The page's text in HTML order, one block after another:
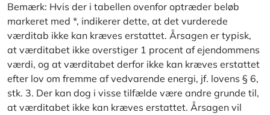
Bemærk: Hvis der i tabellen ovenfor optræder beløb
markeret med *, indikerer dette, at det vurderede
værditab ikke kan kræves erstattet. Årsagen er typisk,
at værditabet ikke overstiger 1 procent af ejendommens
værdi, og at værditabet derfor ikke kan kræves erstattet
efter lov om fremme af vedvarende energi, jf. lovens § 6,
stk. 3. Der kan dog i visse tilfælde være andre grunde til,
at værditabet ikke kan kræves erstattet. Årsagen vil